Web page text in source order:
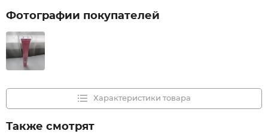
Фотографии покупателей
Характеристики товара
Также смотрят